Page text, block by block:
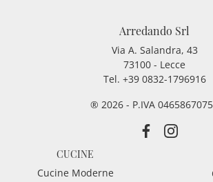
Arredando Srl
Via A. Salandra, 43
73100 - Lecce
Tel. +39 0832-1796916
® 2026 - P.IVA
CUCINE
Cucine Moderne